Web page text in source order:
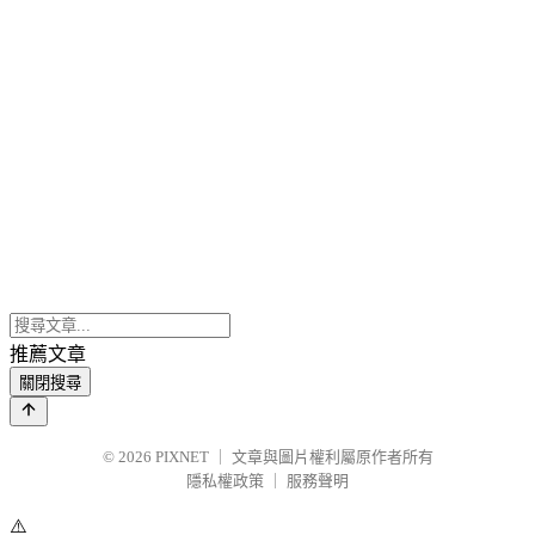
推薦文章
關閉搜尋
© 2026 PIXNET
文章與圖片權利屬原作者所有
隱私權政策
服務聲明
⚠️